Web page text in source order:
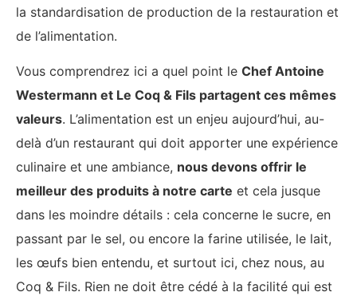
la standardisation de production de la restauration et
de l’alimentation.
Vous comprendrez ici a quel point le Chef Antoine
Westermann et Le Coq & Fils partagent ces mêmes
valeurs. L’alimentation est un enjeu aujourd’hui, au-
delà d’un restaurant qui doit apporter une expérience
culinaire et une ambiance, nous devons offrir le
meilleur des produits à notre carte et cela jusque
dans les moindre détails : cela concerne le sucre, en
passant par le sel, ou encore la farine utilisée, le lait,
les œufs bien entendu, et surtout ici, chez nous, au
Coq & Fils. Rien ne doit être cédé à la facilité qui est